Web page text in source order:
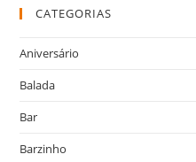
CATEGORIAS
Aniversário
Balada
Bar
Barzinho